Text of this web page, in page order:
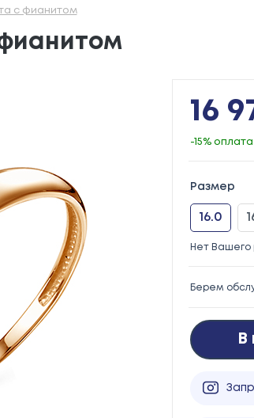
с фианитом
фианитом
16
-15%
Размер
16.0
Нет Вашего
Берем
В